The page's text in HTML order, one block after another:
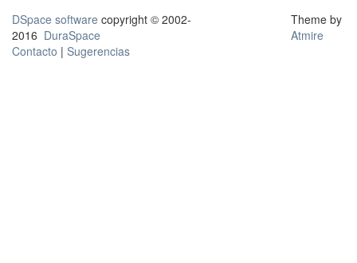
DSpace software copyright © 2002-
2016 DuraSpace
Contacto | Sugerencias
Theme by
Atmire